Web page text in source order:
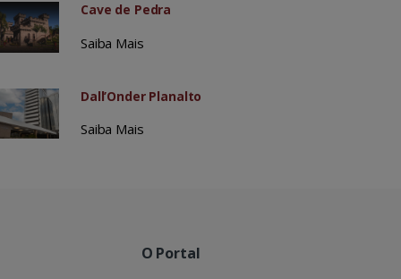
Cave de Pedra
Saiba Mais
Dall’Onder Planalto
Saiba Mais
O Portal